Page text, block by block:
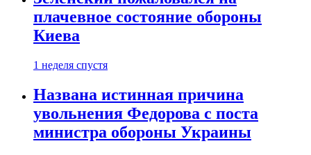
плачевное состояние обороны
Киева
1 неделя спустя
Названа истинная причина
увольнения Федорова с поста
министра обороны Украины